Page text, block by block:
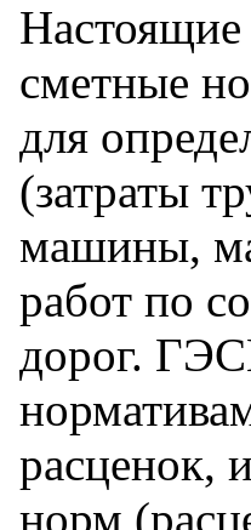
Настоящие
сметные
для
(затраты
машины,
работ по
дорог.
расценок,
норм